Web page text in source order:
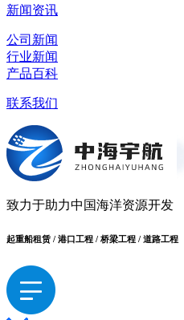
新闻资讯
公司新闻
行业新闻
产品百科
联系我们
致力于助力中国海洋资源开发
起重船租赁 / 港口工程 / 桥梁工程 / 道路工程